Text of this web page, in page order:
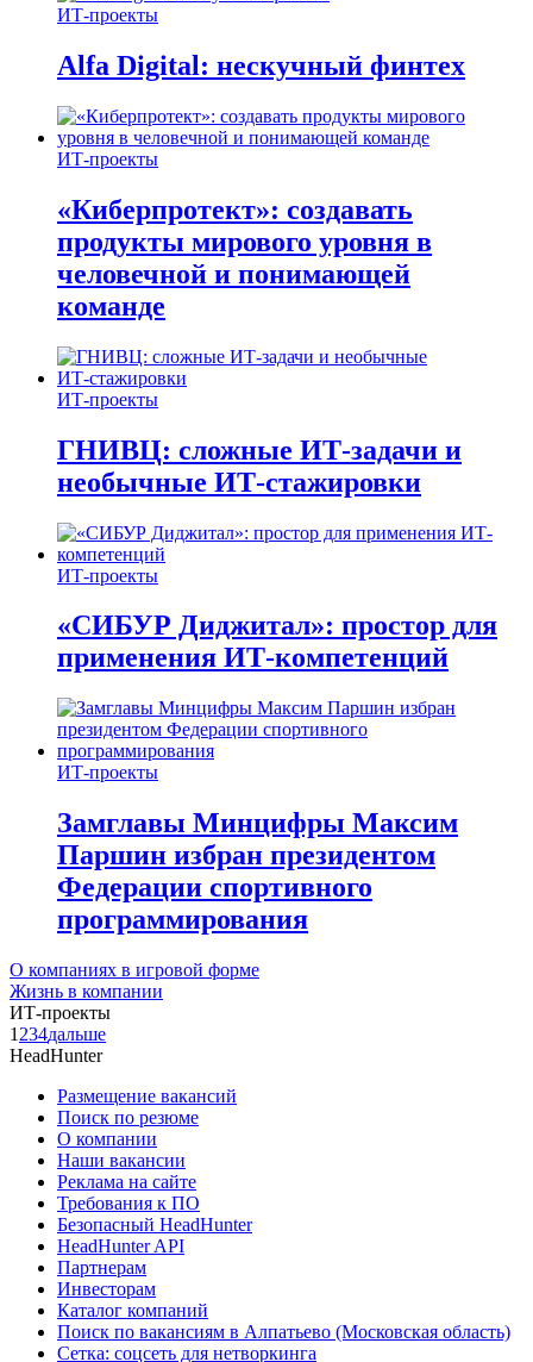
ИТ-проекты
Alfa Digital: нескучный финтех
ИТ-проекты
«Киберпротект»: создавать
продукты мирового уровня в
человечной и понимающей
команде
ИТ-проекты
ГНИВЦ: сложные ИТ‑задачи и
необычные ИТ‑стажировки
ИТ-проекты
«СИБУР Диджитал»: простор для
применения ИТ-компетенций
ИТ-проекты
Замглавы Минцифры Максим
Паршин избран президентом
Федерации спортивного
программирования
О компаниях в игровой форме
Жизнь в компании
ИТ-проекты
1 234дальше
HeadHunter
Размещение вакансий
Поиск по резюме
О компании
Наши вакансии
Реклама на сайте
Требования к ПО
Безопасный HeadHunter
HeadHunter API
Партнерам
Инвесторам
Каталог компаний
Поиск по вакансиям в Алпатьево (Московская область)
Сетка: соцсеть для нетворкинга